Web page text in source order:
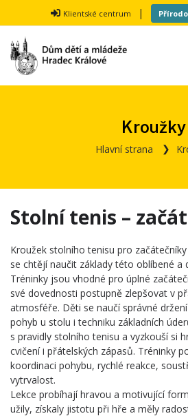
Klientské centrum |
Kroužky
Hlavní strana
Stolní tenis –
Kroužek stolního tenisu pro
se chtějí naučit základy této oblíbené a
Tréninky jsou vhodné pro úplné
své dovednosti postupně zlepšovat v
atmosféře. Děti se naučí správné
pohyb u stolu i techniku základních
s pravidly stolního tenisu a vyzkouší si
cvičení i přátelských zápasů. Tréninky
koordinaci pohybu, rychlé reakce,
vytrvalost.
Lekce probíhají hravou a motivující
užily, získaly jistotu při hře a měly